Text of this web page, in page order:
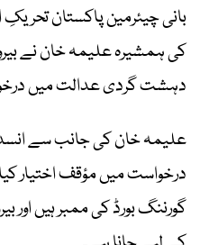
بانی چیئرمین پاکستان
کی ہمشیرہ علیمہ خان نے
دہشت گردی عدالت میں
علیمہ خان کی جانب سے
درخواست میں مؤقف اختیار
گورننگ بورڈ کی ممبر ہیں